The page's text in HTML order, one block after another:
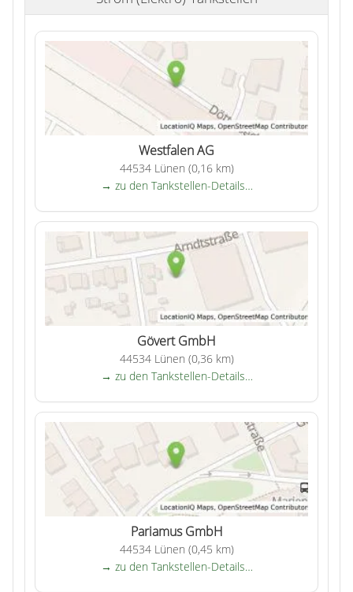
Westfalen AG
44534 Lünen (0,16 km)
→ zu den Tankstellen-Details…
Gövert GmbH
44534 Lünen (0,36 km)
→ zu den Tankstellen-Details…
Pariamus GmbH
44534 Lünen (0,45 km)
→ zu den Tankstellen-Details…